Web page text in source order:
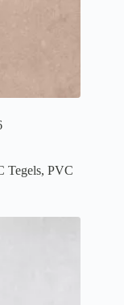
Tegels, PVC